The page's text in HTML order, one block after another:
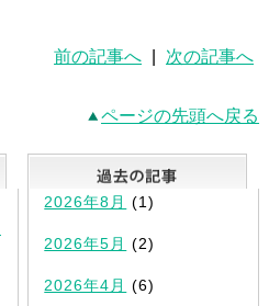
前の記事へ 次の記事へ
ページの先頭へ戻る
最新記事一覧
2026年8月 (1)
2026年5月 (2)
2026年4月 (6)